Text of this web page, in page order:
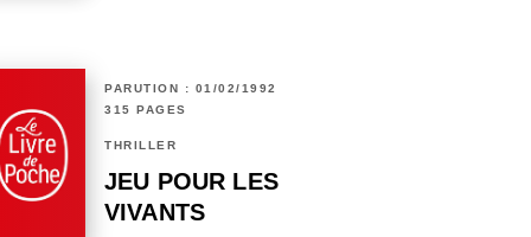
PARUTION : 01/02/1992
315 PAGES
THRILLER
JEU POUR LES
VIVANTS